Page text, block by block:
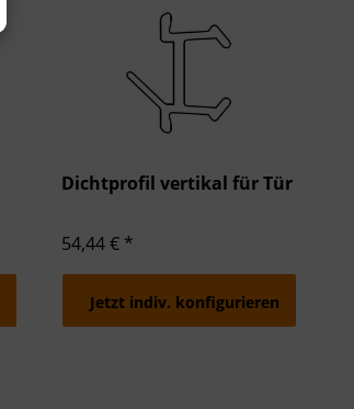
Dichtprofil vertikal für Tür
54,44 € *
Jetzt indiv. konfigurieren